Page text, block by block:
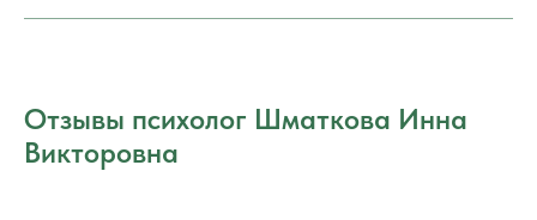
Отзывы психолог Шматкова Инна
Викторовна